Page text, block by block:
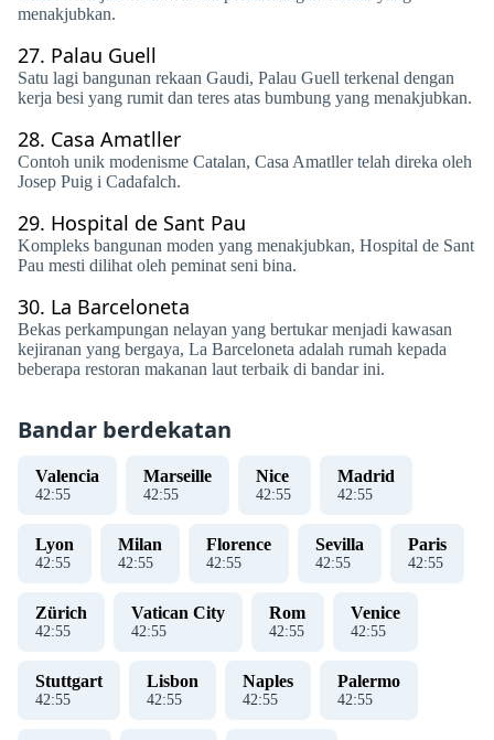
menakjubkan.
27. Palau Guell
Satu lagi bangunan rekaan Gaudi, Palau Guell terkenal dengan
kerja besi yang rumit dan teres atas bumbung yang menakjubkan.
28. Casa Amatller
Contoh unik modenisme Catalan, Casa Amatller telah direka oleh
Josep Puig i Cadafalch.
29. Hospital de Sant Pau
Kompleks bangunan moden yang menakjubkan, Hospital de Sant
Pau mesti dilihat oleh peminat seni bina.
30. La Barceloneta
Bekas perkampungan nelayan yang bertukar menjadi kawasan
kejiranan yang bergaya, La Barceloneta adalah rumah kepada
beberapa restoran makanan laut terbaik di bandar ini.
Bandar berdekatan
Valencia
42:55
Marseille
42:55
Nice
42:55
Madrid
42:55
Lyon
42:55
Milan
42:55
Florence
42:55
Sevilla
42:55
Paris
42:55
Zürich
42:55
Vatican City
42:55
Rom
42:55
Venice
42:55
Stuttgart
42:55
Lisbon
42:55
Naples
42:55
Palermo
42:55